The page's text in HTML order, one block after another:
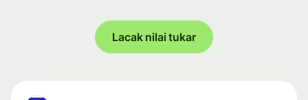
Lacak nilai tukar